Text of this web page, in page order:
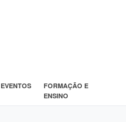
EVENTOS
FORMAÇÃO E
ENSINO